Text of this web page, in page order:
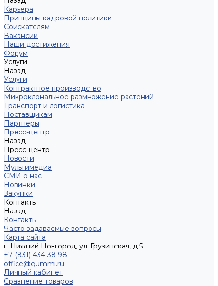
Карьера
Принципы кадровой политики
Соискателям
Вакансии
Наши достижения
Форум
Услуги
Назад
Услуги
Контрактное производство
Микроклональное размножение растений
Транспорт и логистика
Поставщикам
Партнеры
Пресс-центр
Назад
Пресс-центр
Новости
Мультимедиа
СМИ о нас
Новинки
Закупки
Контакты
Назад
Контакты
Часто задаваемые вопросы
Карта сайта
г. Нижний Новгород, ул. Грузинская, д.5
+7 (831) 434 38 98
office@gummi.ru
Личный кабинет
Сравнение товаров